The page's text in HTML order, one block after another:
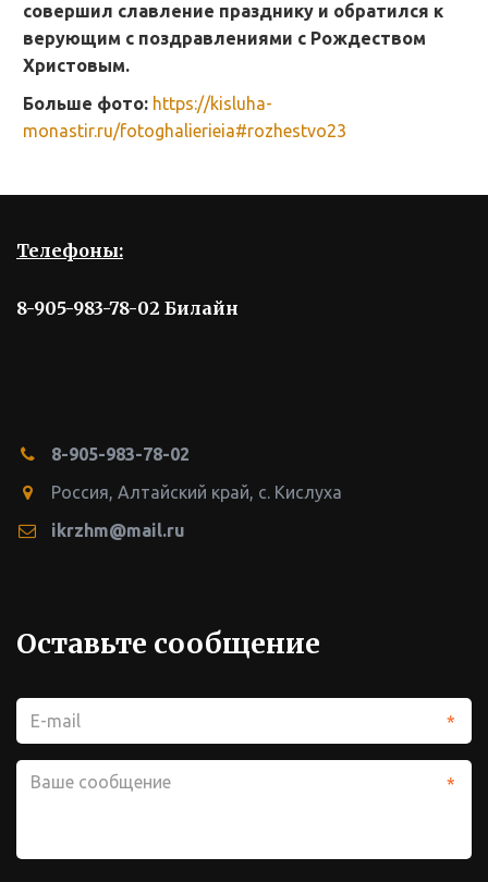
совершил славление празднику и обратился к
верующим с поздравлениями с Рождеством
Христовым.
Больше фото: https://kisluha-
monastir.ru/fotoghalierieia#rozhestvo23
Телефоны:
8-905-983-78-02 Билайн
8-905-983-78-02
Россия, Алтайский край, с. Кислуха
ikrzhm@mail.ru
Оставьте сообщение
*
*